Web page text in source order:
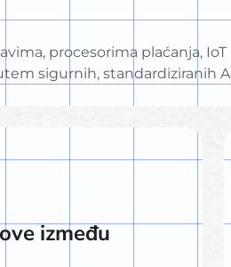
procesorima plaćanja, IoT
sigurnih, standardiziranih
između